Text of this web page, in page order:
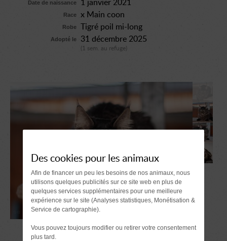
Date de naissance 1 janvier 2021
Race x Main coon
Robe Tigré poil mi-long
Adopté le 31 décembre 2025
(1 sem. au refuge)
Des cookies pour les animaux
Afin de financer un peu les besoins de nos animaux, nous
utilisons quelques publicités sur ce site web en plus de
quelques services supplémentaires pour une meilleure
expérience sur le site (Analyses statistiques, Monétisation &
Service de cartographie).
Vous pouvez toujours modifier ou retirer votre consentement
plus tard.